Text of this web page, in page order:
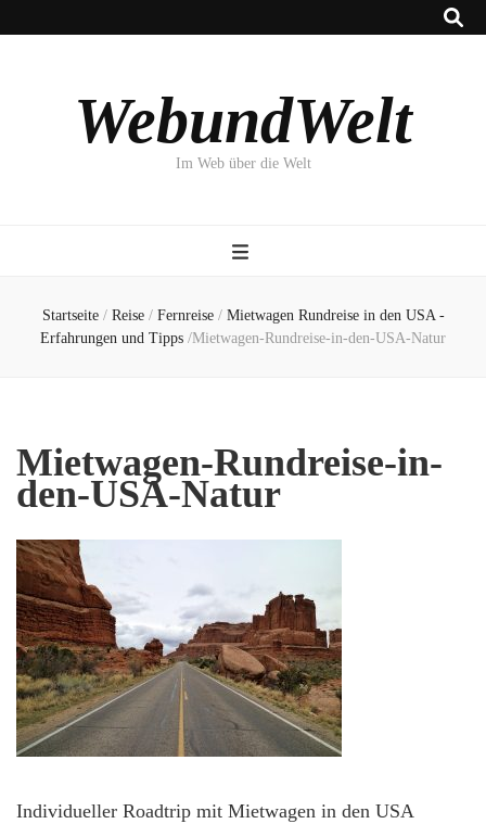
WebundWelt
Im Web über die Welt
Startseite / Reise / Fernreise / Mietwagen Rundreise in den USA -
Erfahrungen und Tipps /Mietwagen-Rundreise-in-den-USA-Natur
Mietwagen-Rundreise-in-
den-USA-Natur
Individueller Roadtrip mit Mietwagen in den USA